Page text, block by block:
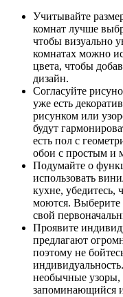
Учитывайте
комнат лучше
чтобы визуально
комнатах можно
цвета, чтобы
дизайн.
Согласуйте
уже есть
рисунком или
будут
есть пол с
обои с простым и
Подумайте о
использовать
кухне, убедитесь,
моются. Выберите
свой
Проявите
предлагают
поэтому не
необычные узоры,
запоминающийся